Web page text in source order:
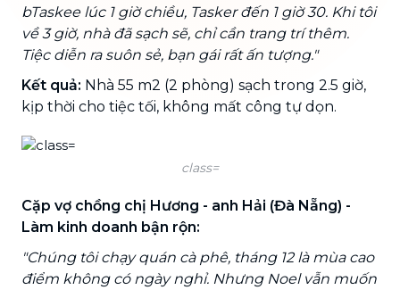
bTaskee lúc 1 giờ chiều, Tasker đến 1 giờ 30. Khi tôi
về 3 giờ, nhà đã sạch sẽ, chỉ cần trang trí thêm.
Tiệc diễn ra suôn sẻ, bạn gái rất ấn tượng."
Kết quả: Nhà 55 m2 (2 phòng) sạch trong 2.5 giờ,
kịp thời cho tiệc tối, không mất công tự dọn.
class=
Cặp vợ chồng chị Hương - anh Hải (Đà Nẵng) -
Làm kinh doanh bận rộn:
"Chúng tôi chạy quán cà phê, tháng 12 là mùa cao
điểm không có ngày nghỉ. Nhưng Noel vẫn muốn